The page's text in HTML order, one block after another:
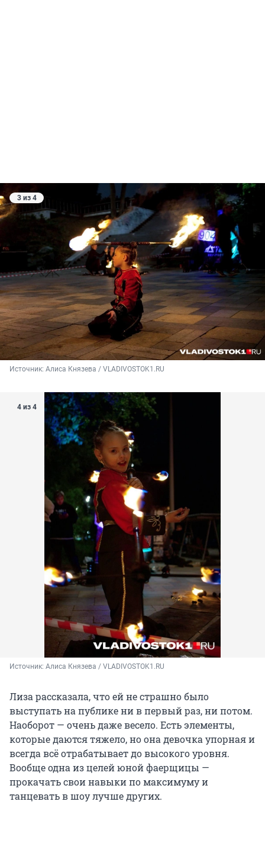
3 из 4
Источник: Алиса Князева / VLADIVOSTOK1.RU
4 из 4
Источник: Алиса Князева / VLADIVOSTOK1.RU
Лиза рассказала, что ей не страшно было
выступать на публике ни в первый раз, ни потом.
Наоборот — очень даже весело. Есть элементы,
которые даются тяжело, но она девочка упорная и
всегда всё отрабатывает до высокого уровня.
Вообще одна из целей юной фаерщицы —
прокачать свои навыки по максимуму и
танцевать в шоу лучше других.